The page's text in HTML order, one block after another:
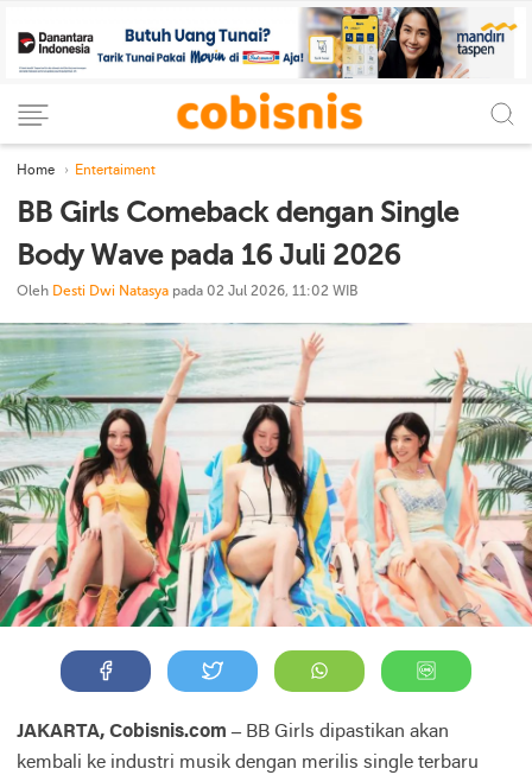
Home Entertaiment
BB Girls Comeback dengan Single
Body Wave pada 16 Juli 2026
Oleh Desti Dwi Natasya pada 02 Jul 2026, 11:02 WIB
JAKARTA, Cobisnis.com – BB Girls dipastikan akan
kembali ke industri musik dengan merilis single terbaru